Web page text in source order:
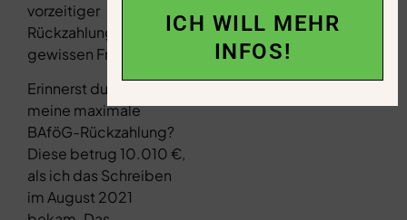
vorzeitiger
Rückzahlung in einer
gewissen Frist.
Erinnerst du dich an
meine maximale
BAföG-Rückzahlung?
Diese betrug 10.010 €,
als ich das Schreiben
im August 2021
ICH WILL MEHR
INFOS!